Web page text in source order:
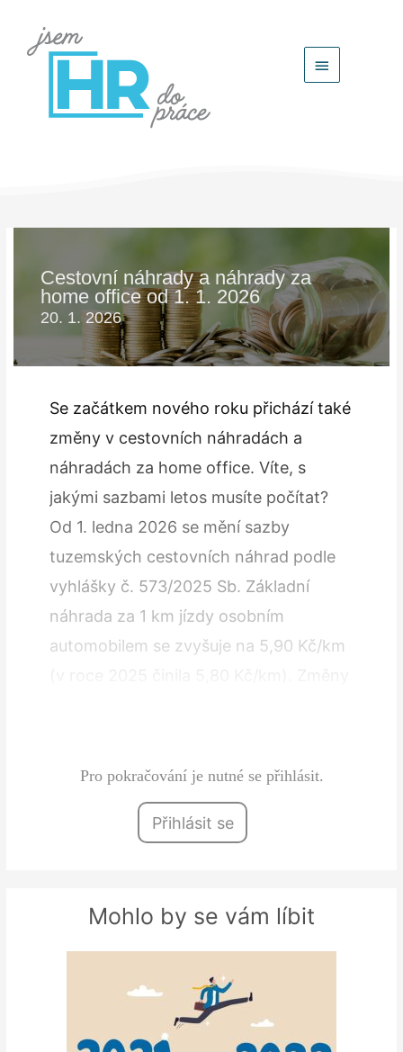
Hlavní
Cestovní náhrady a náhrady za
home office od 1. 1. 2026
20. 1. 2026
Se začátkem nového roku přichází také
změny v cestovních náhradách a
náhradách za home office. Víte, s
jakými sazbami letos musíte počítat?
Od 1. ledna 2026 se mění sazby
tuzemských cestovních náhrad podle
vyhlášky č. 573/2025 Sb. Základní
náhrada za 1 km jízdy osobním
automobilem se zvyšuje na 5,90 Kč/km
Pro pokračování je nutné se přihlásit.
Přihlásit se
Mohlo by se vám líbit